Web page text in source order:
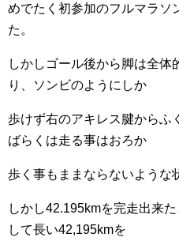
めでたく初参加のフルマラソ
た。
しかしゴール後から脚は全体
り、ソンビのようにしか
歩けず右のアキレス腱からふ
ばらくは走る事はおろか
歩く事もままならないような
しかし42.195kmを完走出来
して長い42,195kmを